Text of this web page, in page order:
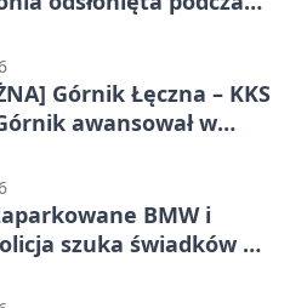
Górnik Łęczna – KKS
awansował w
BMW i
szuka świadków w